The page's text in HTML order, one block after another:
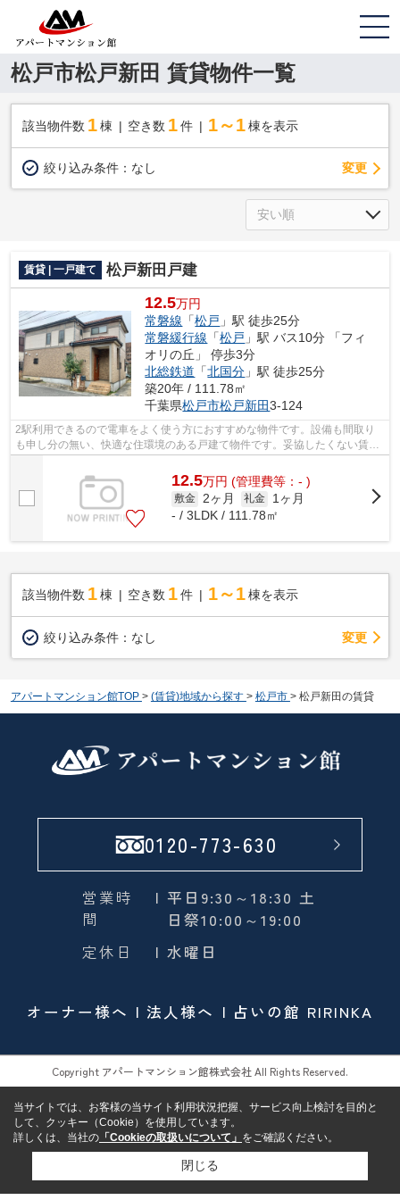
松戸市松戸新田 賃貸物件一覧
該当物件数 1棟 空き数 1 件 1～1 棟を表示
絞り込み条件： なし 変更
賃貸 | 一戸建て 松戸新田戸建
12.5万円
常磐線 「松戸 」駅 徒歩25分
常磐緩行線 「松戸 」駅 バス10分 「フィ
オリの丘」 停歩3分
北総鉄道 「北国分 」駅 徒歩25分
築20年 / 111.78㎡
千葉県松戸市松戸新田3-124
2駅利用できるので電車をよく使う方におすすめな物件です。設備も間取り
も申し分の無い、快適な住環境のある戸建て物件です。妥協したくない賃貸
戸建て探し。アパートマンション館 柏...
12.5万円 (管理費等：- )
敷金 2ヶ月 礼金
1ヶ月
- / 3LDK / 111.78㎡
該当物件数 1棟 空き数 1 件 1～1 棟を表示
絞り込み条件： なし 変更
アパートマンション館TOP > (賃貸)地域から探す > 松戸市 > 松戸新田の賃貸
0120-773-630
営業時
間
| 平日9:30～18:30 土
日祭10:00～19:00
定休日
| 水曜日
オーナー様へ 法人様へ 占いの館 RIRINKA
Copyright アパートマンション館株式会社 All Rights Reserved.
当サイトでは、お客様の当サイト利用状況把握、サービス向上検討を目的と
して、クッキー（Cookie）を使用しています。
詳しくは、当社の 「Cookieの取扱いについて」 をご確認ください。
閉じる